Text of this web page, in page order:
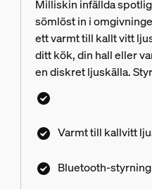
Milliskin infällda
sömlöst in i
ett varmt till kallt vitt
ditt kök, din hall eller
en diskret ljuskälla.
eller lås upp fler
med en Hue Bridge.
Varmt till kallvitt
Bluetooth-